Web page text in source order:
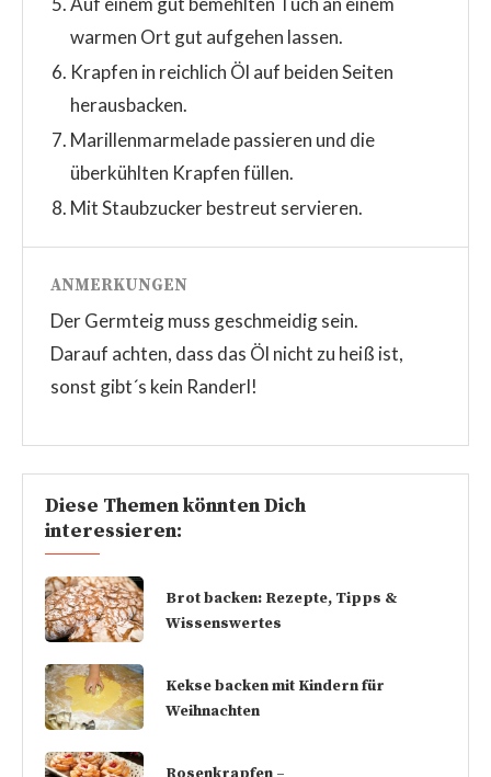
warmen Ort gut aufgehen lassen.
Krapfen in reichlich Öl auf beiden Seiten
herausbacken.
Marillenmarmelade passieren und die
überkühlten Krapfen füllen.
Mit Staubzucker bestreut servieren.
ANMERKUNGEN
Der Germteig muss geschmeidig sein.
Darauf achten, dass das Öl nicht zu heiß ist,
sonst gibt´s kein Randerl!
Diese Themen könnten Dich
interessieren:
Brot backen: Rezepte, Tipps &
Wissenswertes
Kekse backen mit Kindern für
Weihnachten